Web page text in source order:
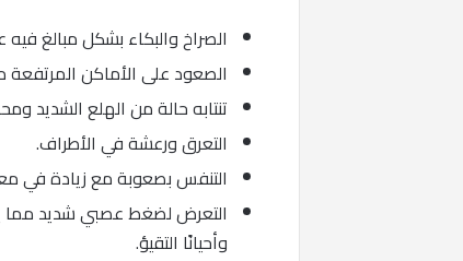
الصراخ والبكاء بشكل مبالغ فيه
الصعود على الأماكن المرتفعة
تنتابه حالة من الهلع الشديد
التعرق ورعشة في الأطراف.
التنفس بصعوبة مع زيادة في
التعرض لضغط عصبي شديد مما
وأحيانًا التقيؤ.